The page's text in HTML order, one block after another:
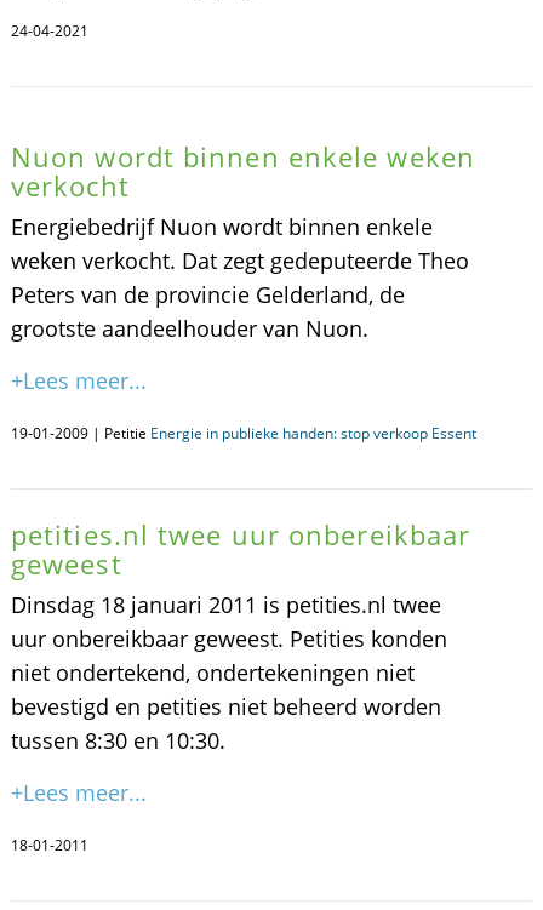
24-04-2021
Nuon wordt binnen enkele weken
verkocht
Energiebedrijf Nuon wordt binnen enkele
weken verkocht. Dat zegt gedeputeerde Theo
Peters van de provincie Gelderland, de
grootste aandeelhouder van Nuon.
+Lees meer...
19-01-2009 | Petitie Energie in publieke handen: stop verkoop Essent
petities.nl twee uur onbereikbaar
geweest
Dinsdag 18 januari 2011 is petities.nl twee
uur onbereikbaar geweest. Petities konden
niet ondertekend, ondertekeningen niet
bevestigd en petities niet beheerd worden
tussen 8:30 en 10:30.
+Lees meer...
18-01-2011